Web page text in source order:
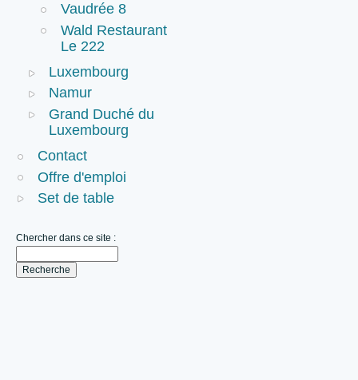
Vaudrée 8
Wald Restaurant
Le 222
Luxembourg
Namur
Grand Duché du
Luxembourg
Contact
Offre d'emploi
Set de table
Chercher dans ce site :